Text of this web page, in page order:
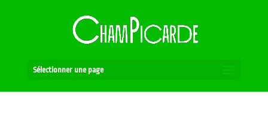
Sélectionner une page